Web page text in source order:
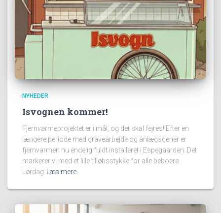
NYHEDER
Isvognen kommer!
Fjernvarmeprojektet er i mål, og det skal fejres! Efter en
længere periode med gravearbejde og anlægsgener er
fjernvarmen nu endelig fuldt installeret i Espegaarden. Det
markerer vi med et lille tilløbsstykke for alle beboere.
Lørdag
Læs mere